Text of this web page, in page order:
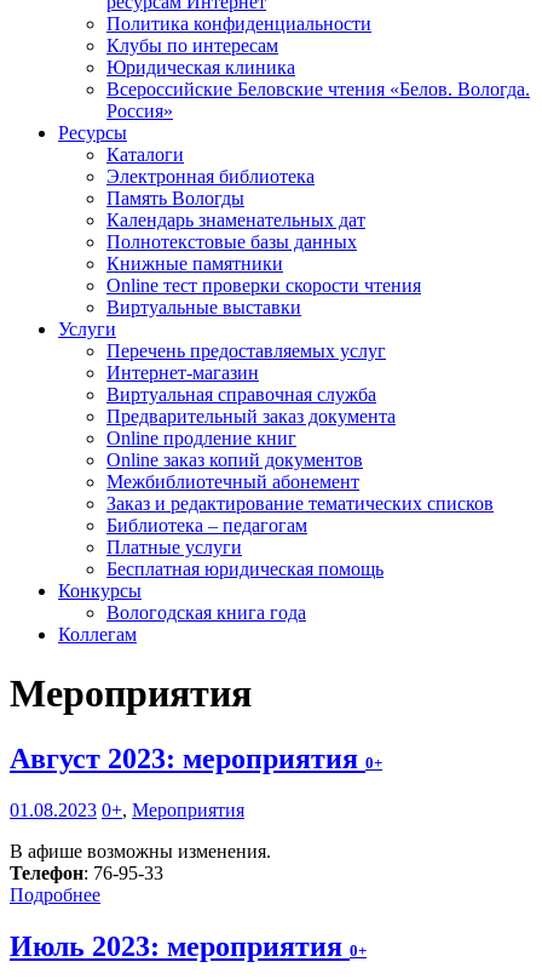
Политика конфиденциальности
Клубы по интересам
Юридическая клиника
Всероссийские Беловские чтения «Белов. Вологда.
Россия»
Ресурсы
Каталоги
Электронная библиотека
Память Вологды
Календарь знаменательных дат
Полнотекстовые базы данных
Книжные памятники
Online тест проверки скорости чтения
Виртуальные выставки
Услуги
Перечень предоставляемых услуг
Интернет-магазин
Виртуальная справочная служба
Предварительный заказ документа
Online продление книг
Online заказ копий документов
Межбиблиотечный абонемент
Заказ и редактирование тематических списков
Библиотека – педагогам
Платные услуги
Бесплатная юридическая помощь
Конкурсы
Вологодская книга года
Коллегам
Мероприятия
Август 2023: мероприятия 0+
01.08.2023 0+, Мероприятия
В афише возможны изменения.
Телефон: 76-95-33
Подробнее
Июль 2023: мероприятия 0+